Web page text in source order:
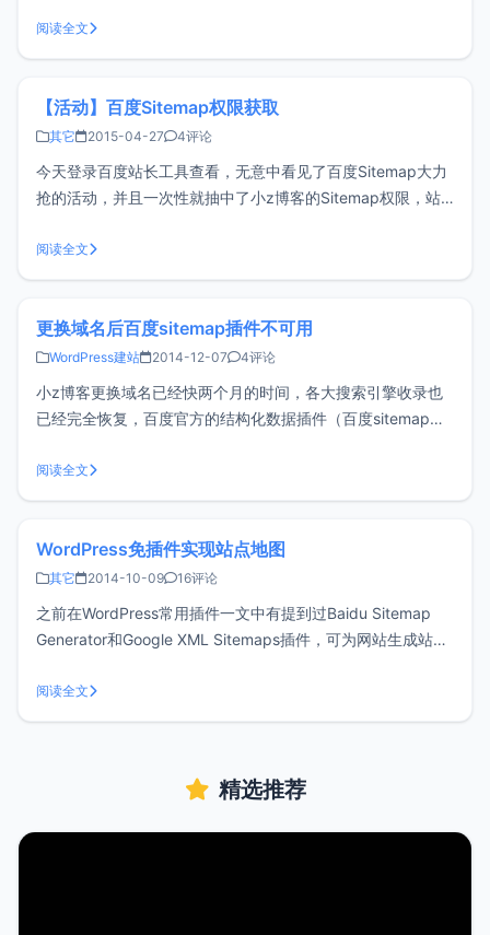
将此插件停用后并没有起到任何作用，发表文章的时候依然出
现空白页。于是修改wp-config.php
阅读全文
【活动】百度Sitemap权限获取
其它 2015-04-27 4评论
今天登录百度站长工具查看，无意中看见了百度Sitemap大力
抢的活动，并且一次性就抽中了小z博客的Sitemap权限，站
的入口，对于优质资源能够快速引入并呈现给用户，可将未收
录的网页批量提交给百度，保证网页资源的快速收录，为网站
阅读全文
更换域名后百度sitemap插件不可用
WordPress建站 2014-12-07 4评论
小z博客更换域名已经快两个月的时间，各大搜索引擎收录也
已经完全恢复，百度官方的结构化数据插件（百度sitemap）
名后，这个插件就不正常了，提交历史还是以前的数据，并且
也不再提交新数据。这是因为百度官网的wordpress结构化数
阅读全文
WordPress免插件实现站点地图
其它 2014-10-09 16评论
之前在WordPress常用插件一文中有提到过Baidu Sitemap
Generator和Google XML Sitemaps插件，可为网站生成站点
友，这里分享一个使用页面模板的实现方法。使用文本编辑
器，粘贴如下代码，并另存为sitema
阅读全文
精选推荐